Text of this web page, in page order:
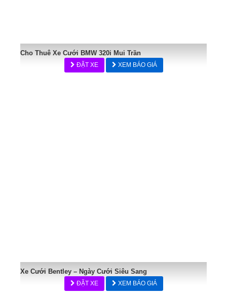
Cho Thuê Xe Cưới BMW 320i Mui Trần
ĐẶT XE XEM BÁO GIÁ
Xe Cưới Bentley – Ngày Cưới Siêu Sang
ĐẶT XE XEM BÁO GIÁ